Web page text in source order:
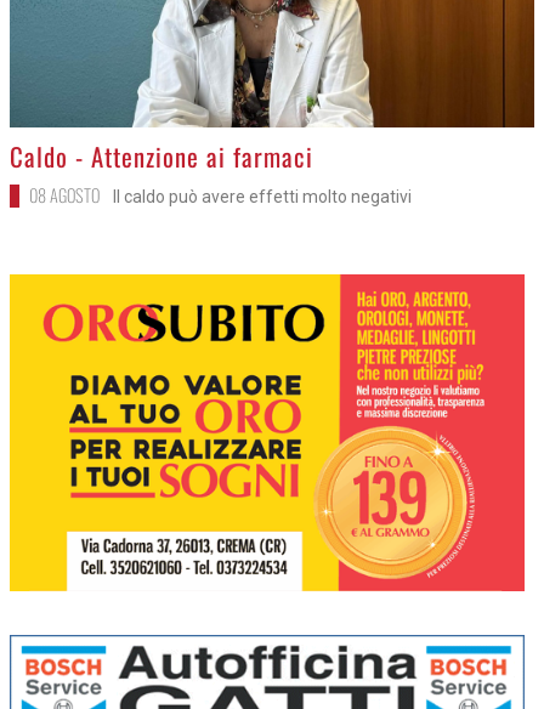
>
Caldo - Attenzione ai farmaci
08 AGOSTO Il caldo può avere effetti molto negativi